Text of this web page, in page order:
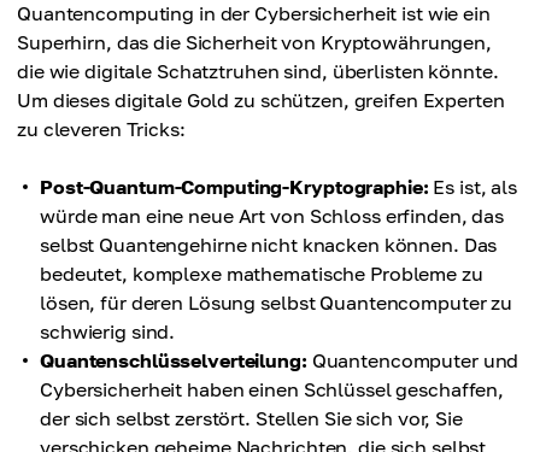
Quantencomputing in der Cybersicherheit ist wie ein
Superhirn, das die Sicherheit von Kryptowährungen,
die wie digitale Schatztruhen sind, überlisten könnte.
Um dieses digitale Gold zu schützen, greifen Experten
zu cleveren Tricks:
Post-Quantum-Computing-Kryptographie: Es ist, als
würde man eine neue Art von Schloss erfinden, das
selbst Quantengehirne nicht knacken können. Das
bedeutet, komplexe mathematische Probleme zu
lösen, für deren Lösung selbst Quantencomputer zu
schwierig sind.
Quantenschlüsselverteilung: Quantencomputer und
Cybersicherheit haben einen Schlüssel geschaffen,
der sich selbst zerstört. Stellen Sie sich vor, Sie
verschicken geheime Nachrichten, die sich selbst